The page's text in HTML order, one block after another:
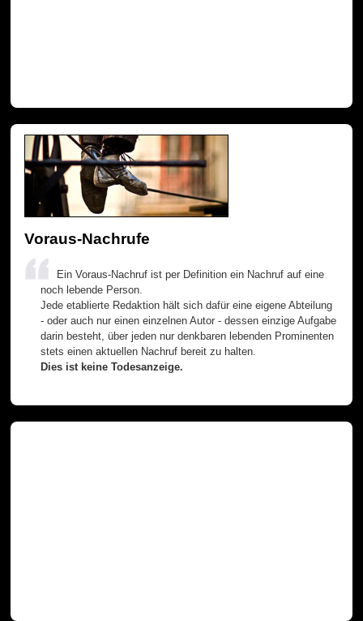
Voraus-Nachrufe
Ein Voraus-Nachruf ist per Definition ein Nachruf auf eine
noch lebende Person.
Jede etablierte Redaktion hält sich dafür eine eigene Abteilung
- oder auch nur einen einzelnen Autor - dessen einzige Aufgabe
darin besteht, über jeden nur denkbaren lebenden Prominenten
stets einen aktuellen Nachruf bereit zu halten.
Dies ist keine Todesanzeige.